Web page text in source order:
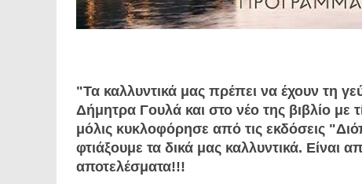
"Τα καλλυντικά μας πρέπει να έχουν τη
Δήμητρα Γουλά και στο νέο της βιβλίο με
μόλις κυκλοφόρησε από τις εκδόσεις
φτιάξουμε τα δικά μας καλλυντικά. Είναι
αποτελέσματα!!!